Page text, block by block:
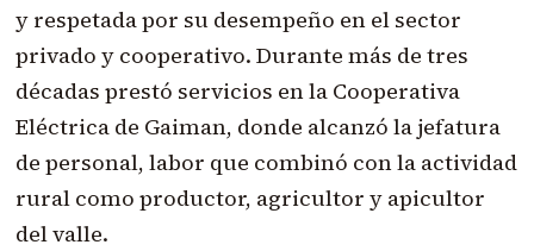
y respetada por su desempeño en el sector
privado y cooperativo. Durante más de tres
décadas prestó servicios en la Cooperativa
Eléctrica de Gaiman, donde alcanzó la jefatura
de personal, labor que combinó con la actividad
rural como productor, agricultor y apicultor
del valle.